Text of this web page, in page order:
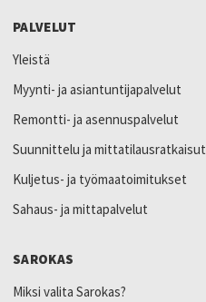
PALVELUT
Yleistä
Myynti- ja asiantuntijapalvelut
Remontti- ja asennuspalvelut
Suunnittelu ja mittatilausratkaisut
Kuljetus- ja työmaatoimitukset
Sahaus- ja mittapalvelut
SAROKAS
Miksi valita Sarokas?